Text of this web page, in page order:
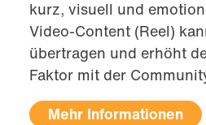
kurz, visuell und
Video-Content (Reel)
übertragen und erhöht
Faktor mit der
Mehr Informationen